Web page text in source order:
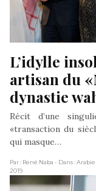
L’idylle
artisan du
dynastie
Récit d’une
«transaction du
qui masque…
Par : René Naba - Dans :
2019